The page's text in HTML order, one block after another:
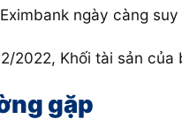
ngày càng suy
2022, Khối tài sản
gặp